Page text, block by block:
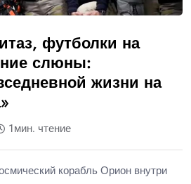
футболки на
слюны:
жизни на
1мин. чтение
корабль Орион внутри